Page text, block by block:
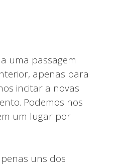
uma passagem
apenas para
incitar a novas
Podemos nos
um lugar por
uns dos